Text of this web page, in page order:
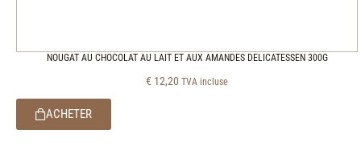
NOUGAT AU CHOCOLAT AU LAIT ET AUX AMANDES DELICATESSEN 300G
€ 12,20 TVA incluse
ACHETER